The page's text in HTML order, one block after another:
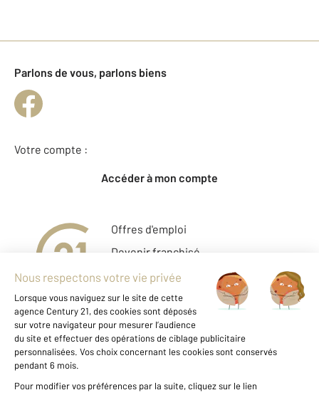
Parlons de vous, parlons biens
Votre compte :
Accéder à mon compte
Offres d'emploi
Devenir franchisé
Entreprise et commerce
Fine Homes & Estates
International